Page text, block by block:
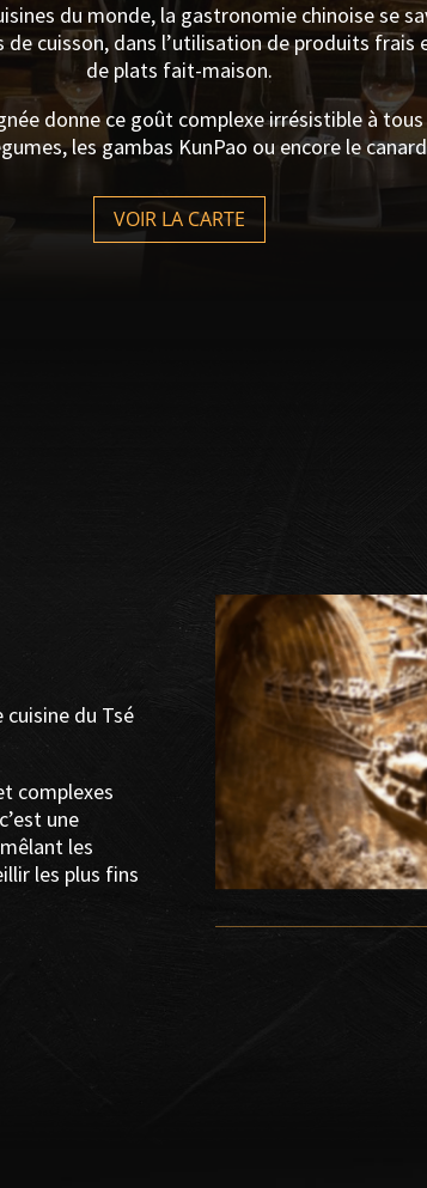
du monde, la gastronomie chinoise se
de cuisson, dans l’utilisation de produits frais
de plats fait-maison.
donne ce goût complexe irrésistible à
les gambas KunPao ou encore le
VOIR LA CARTE
du Tsé
complexes
une
les
les plus fins